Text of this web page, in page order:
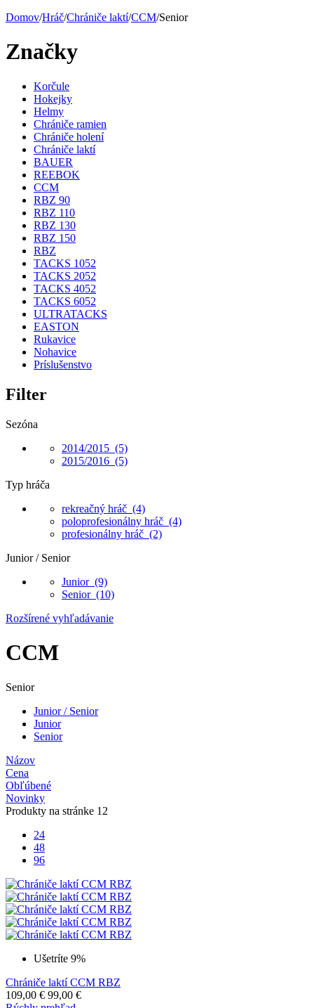
Domov/Hráč/Chrániče laktí/CCM/Senior
Značky
Korčule
Hokejky
Helmy
Chrániče ramien
Chrániče holení
Chrániče laktí
BAUER
REEBOK
CCM
RBZ 90
RBZ 110
RBZ 130
RBZ 150
RBZ
TACKS 1052
TACKS 2052
TACKS 4052
TACKS 6052
ULTRATACKS
EASTON
Rukavice
Nohavice
Príslušenstvo
Filter
Sezóna
2014/2015 (5)
2015/2016 (5)
Typ hráča
rekreačný hráč (4)
poloprofesionálny hráč (4)
profesionálny hráč (2)
Junior / Senior
Junior (9)
Senior (10)
Rozšírené vyhľadávanie
CCM
Senior
Junior / Senior
Junior
Senior
Názov
Cena
Obľúbené
Novinky
Produkty na stránke 12
24
48
96
Ušetríte 9%
Chrániče laktí CCM RBZ
109,00 € 99,00 €